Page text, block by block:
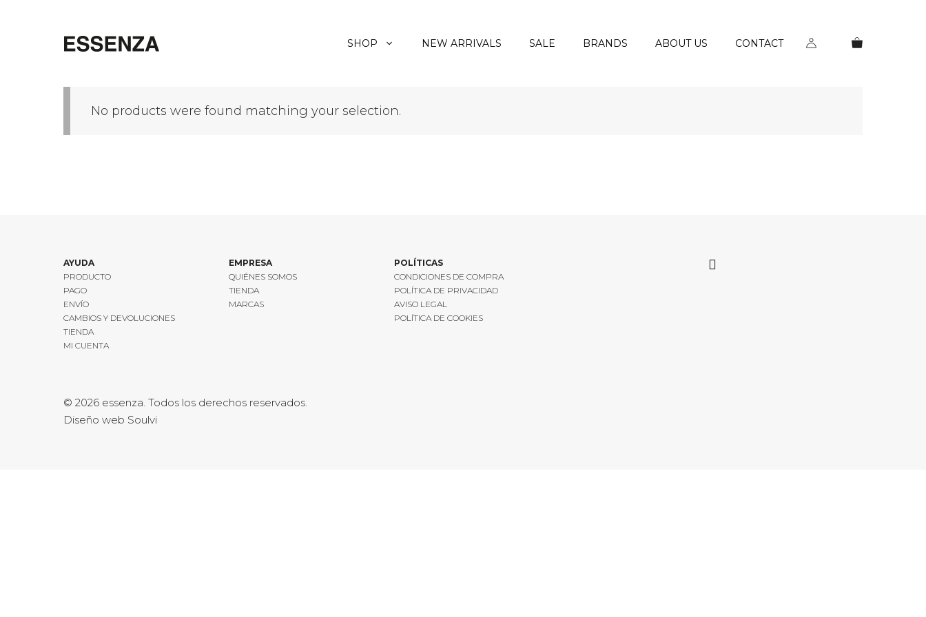
SHOP NEW ARRIVALS SALE BRANDS ABOUT US CONTACT
No products were found matching your selection.
AYUDA
PRODUCTO
PAGO
ENVÍO
CAMBIOS Y DEVOLUCIONES
TIENDA
MI CUENTA
EMPRESA
QUIÉNES SOMOS
TIENDA
MARCAS
POLÍTICAS
CONDICIONES DE COMPRA
POLÍTICA DE PRIVACIDAD
AVISO LEGAL
POLÍTICA DE COOKIES
© 2026 essenza. Todos los derechos reservados.
Diseño web Soulvi